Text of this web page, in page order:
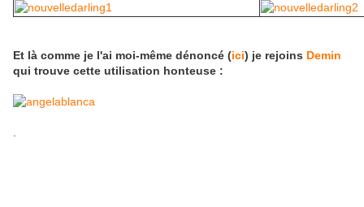
Et là comme je l'ai moi-même dénoncé (ici) je rejoins Demin
qui trouve cette utilisation honteuse :